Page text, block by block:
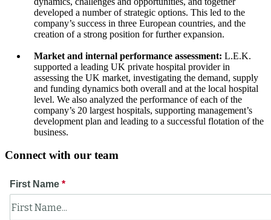
developed a number of strategic options. This led to the
company’s success in three European countries, and the
creation of a strong position for further expansion.
Market and internal performance assessment: L.E.K.
supported a leading UK private hospital provider in
assessing the UK market, investigating the demand, supply
and funding dynamics both overall and at the local hospital
level. We also analyzed the performance of each of the
company’s 20 largest hospitals, supporting management’s
development plan and leading to a successful flotation of the
business.
Connect with our team